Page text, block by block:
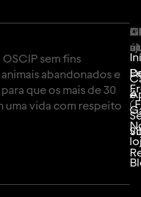
sem fins
abandonados e
que os mais de 30
uma vida com respeito
e